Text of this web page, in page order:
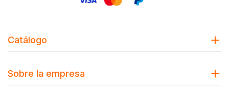
Catálogo
Sobre la empresa